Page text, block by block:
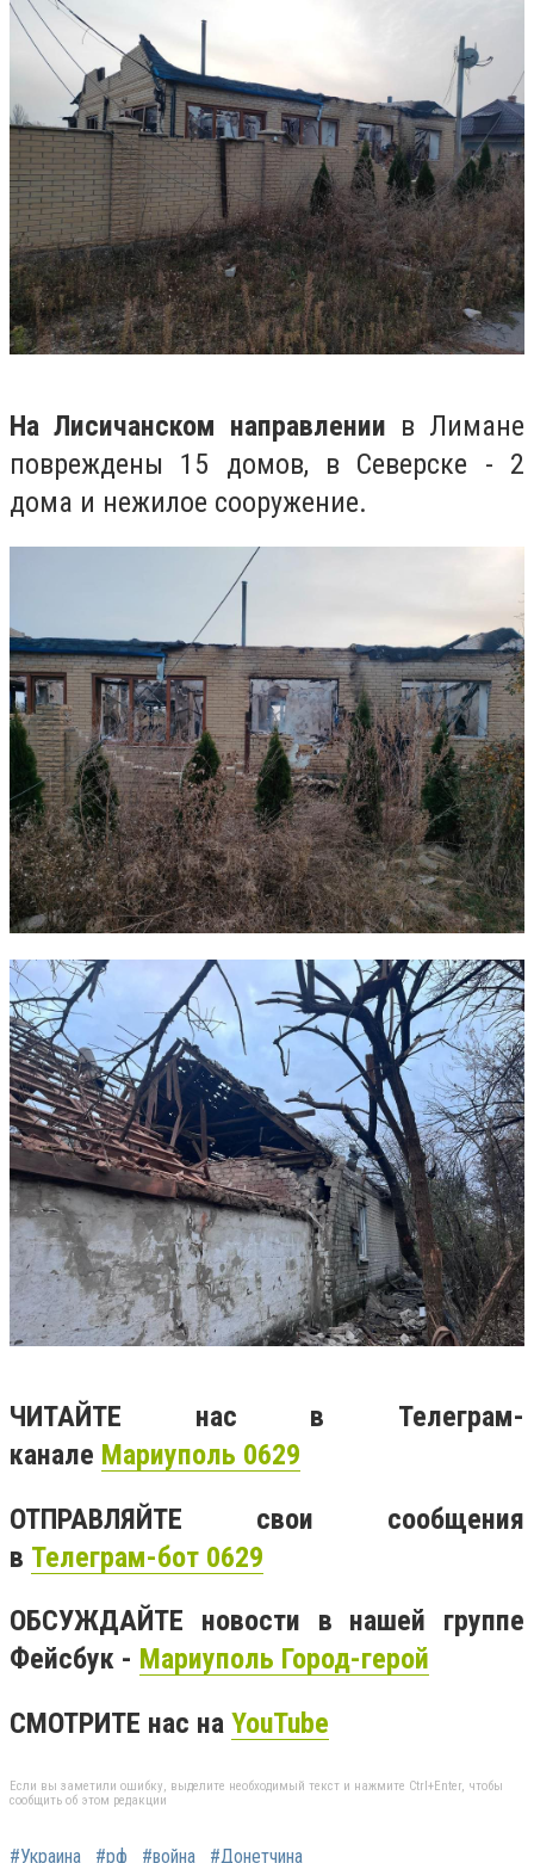
На Лисичанском направлении в Лимане
повреждены 15 домов, в Северске - 2
дома и нежилое сооружение.
ЧИТАЙТЕ нас в Телеграм-
канале Мариуполь 0629
ОТПРАВЛЯЙТЕ свои сообщения
в Телеграм-бот 0629
ОБСУЖДАЙТЕ новости в нашей группе
Фейсбук - Мариуполь Город-герой
СМОТРИТЕ нас на YouTube
Если вы заметили ошибку, выделите необходимый текст и нажмите Ctrl+Enter, чтобы
сообщить об этом редакции
#Украина #рф #война #Донетчина